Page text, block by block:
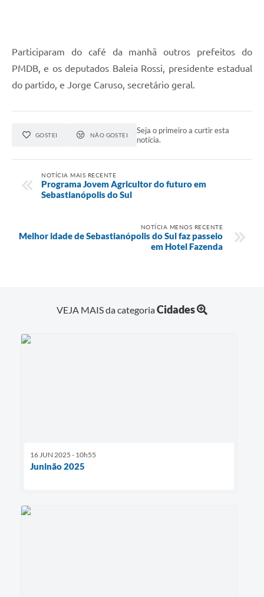
Participaram do café da manhã outros prefeitos do
PMDB, e os deputados Baleia Rossi, presidente estadual
do partido, e Jorge Caruso, secretário geral.
GOSTEI NÃO GOSTEI
Seja o primeiro a curtir esta
notícia.
NOTÍCIA MAIS RECENTE
Programa Jovem Agricultor do futuro em
Sebastianópolis do Sul
NOTÍCIA MENOS RECENTE
Melhor idade de Sebastianópolis do Sul faz passeio
em Hotel Fazenda
VEJA MAIS da categoriaCidades
16 JUN 2025 - 10h55
Juninão 2025